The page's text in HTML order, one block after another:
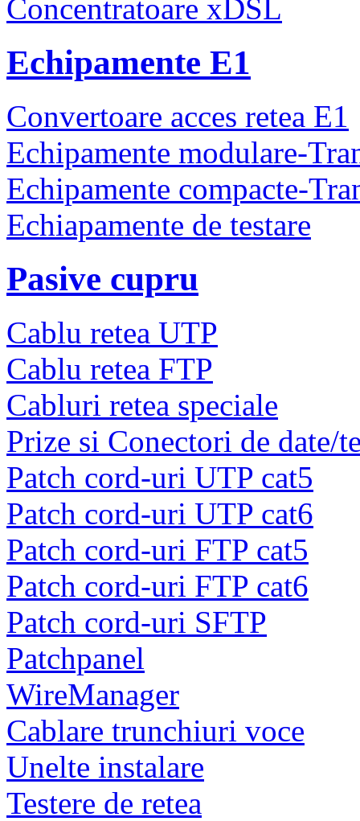
Concentratoare xDSL
Echipamente E1
Convertoare acces retea E1
Echipamente modulare-
Echipamente compacte-
Echiapamente de testare
Pasive cupru
Cablu retea UTP
Cablu retea FTP
Cabluri retea speciale
Prize si Conectori de date/
Patch cord-uri UTP cat5
Patch cord-uri UTP cat6
Patch cord-uri FTP cat5
Patch cord-uri FTP cat6
Patch cord-uri SFTP
Patchpanel
WireManager
Cablare trunchiuri voce
Unelte instalare
Testere de retea